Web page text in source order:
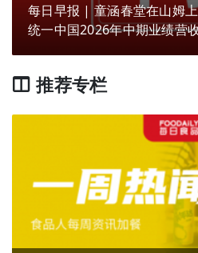
每日早报 | 童涵春堂在山姆
统一中国2026年中期业绩营
推荐专栏